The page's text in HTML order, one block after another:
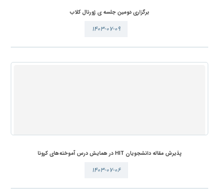
برگزاری دومین جلسه ی ژورنال کلاب
۱۴۰۳-۰۷-۰۹
پذیرش مقاله دانشجویان HIT در همایش درس آموخته‌های کرونا
۱۴۰۳-۰۷-۰۶